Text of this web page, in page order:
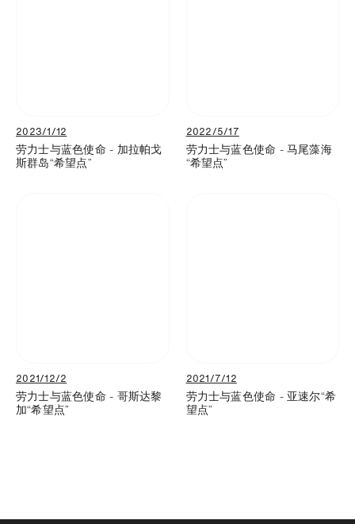
2023/1/12
劳力士与蓝色使命 - 加拉帕戈
斯群岛“希望点”
2022/5/17
劳力士与蓝色使命 - 马尾藻海
“希望点”
2021/12/2
劳力士与蓝色使命 - 哥斯达黎
加“希望点”
2021/7/12
劳力士与蓝色使命 - 亚速尔“希
望点”